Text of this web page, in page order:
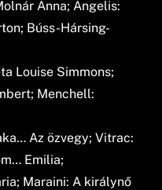
Anna; Angelis:
Búss-Hársing-
Louise Simmons;
Menchell:
Az özvegy; Vitrac:
Emilia;
Maraini: A királynő